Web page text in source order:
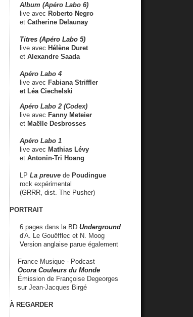
Album (Apéro Labo 6)
live avec Roberto Negro
et Catherine Delaunay
Titres (Apéro Labo 5)
live avec Hélène Duret
et Alexandre Saada
Apéro Labo 4
live avec Fabiana Striffler
et Léa Ciechelski
Apéro Labo 2 (Codex)
live avec Fanny Meteier
et Maëlle Desbrosses
Apéro Labo 1
live avec Mathias Lévy
et Antonin-Tri Hoang
LP La preuve de Poudingue
rock expérimental
(GRRR, dist. The Pusher)
PORTRAIT
6 pages dans la BD Underground
d'A. Le Gouëfflec et N. Moog
Version anglaise parue également
France Musique - Podcast
Ocora Couleurs du Monde
Émission de Françoise Degeorges
sur Jean-Jacques Birgé
À REGARDER